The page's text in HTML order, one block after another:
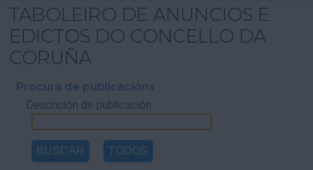
CARTAFOL CIDADÁN
AXUDA
TABOLEIRO DE ANUNCIOS E
EDICTOS DO CONCELLO DA
CORUÑA
Procura de publicacións
Descrición de publicación